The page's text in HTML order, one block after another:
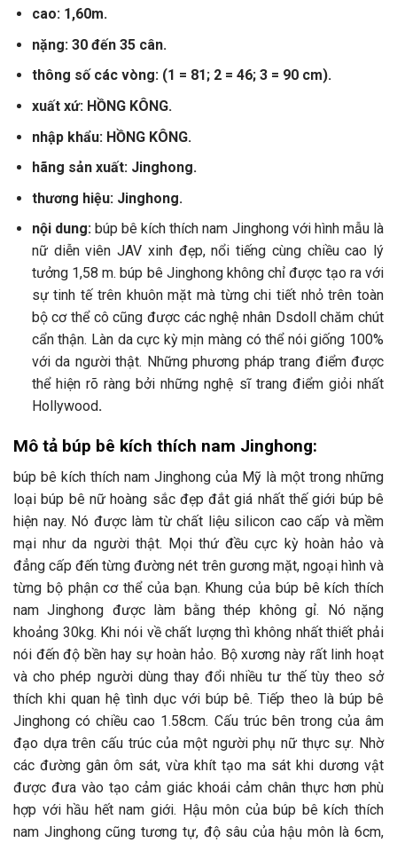
cao: 1,60m.
nặng: 30 đến 35 cân.
thông số các vòng: (1 = 81; 2 = 46; 3 = 90 cm).
xuất xứ: HỒNG KÔNG.
nhập khẩu: HỒNG KÔNG.
hãng sản xuất: Jinghong.
thương hiệu: Jinghong.
nội dung: búp bê kích thích nam Jinghong với hình mẫu là
nữ diễn viên JAV xinh đẹp, nổi tiếng cùng chiều cao lý
tưởng 1,58 m. búp bê Jinghong không chỉ được tạo ra với
sự tinh tế trên khuôn mặt mà từng chi tiết nhỏ trên toàn
bộ cơ thể cô cũng được các nghệ nhân Dsdoll chăm chút
cẩn thận. Làn da cực kỳ mịn màng có thể nói giống 100%
với da người thật. Những phương pháp trang điểm được
thể hiện rõ ràng bởi những nghệ sĩ trang điểm giỏi nhất
Hollywood.
Mô tả búp bê kích thích nam Jinghong:
búp bê kích thích nam Jinghong của Mỹ là một trong những
loại búp bê nữ hoàng sắc đẹp đắt giá nhất thế giới búp bê
hiện nay. Nó được làm từ chất liệu silicon cao cấp và mềm
mại như da người thật. Mọi thứ đều cực kỳ hoàn hảo và
đẳng cấp đến từng đường nét trên gương mặt, ngoại hình và
từng bộ phận cơ thể của bạn. Khung của búp bê kích thích
nam Jinghong được làm bằng thép không gỉ. Nó nặng
khoảng 30kg. Khi nói về chất lượng thì không nhất thiết phải
nói đến độ bền hay sự hoàn hảo. Bộ xương này rất linh hoạt
và cho phép người dùng thay đổi nhiều tư thế tùy theo sở
thích khi quan hệ tình dục với búp bê. Tiếp theo là búp bê
Jinghong có chiều cao 1.58cm. Cấu trúc bên trong của âm
đạo dựa trên cấu trúc của một người phụ nữ thực sự. Nhờ
các đường gân ôm sát, vừa khít tạo ma sát khi dương vật
được đưa vào tạo cảm giác khoái cảm chân thực hơn phù
hợp với hầu hết nam giới. Hậu môn của búp bê kích thích
nam Jinghong cũng tương tự, độ sâu của hậu môn là 6cm,